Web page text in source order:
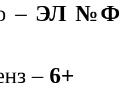
– ЭЛ
– 6+